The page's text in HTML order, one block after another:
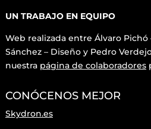
UN TRABAJO EN EQUIPO
Web realizada entre Álvaro Pichó
Sánchez – Diseño yPedro
nuestra página de colaboradores
CONÓCENOS MEJOR
Skydron.es